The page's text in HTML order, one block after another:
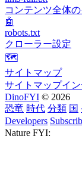
コンテンツ全体
🤖
robots.txt
クローラー設定
🗺️
サイトマップ
サイトマップイ
DinoFYI © 2026
恐竜 時代 分類 国
Developers
Nature FYI: